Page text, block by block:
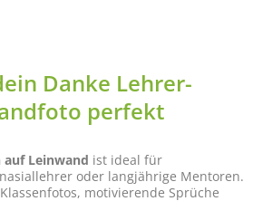
Danke Lehrer-
perfekt
auf Leinwand ist ideal für
oder langjährige Mentoren.
motivierende Sprüche